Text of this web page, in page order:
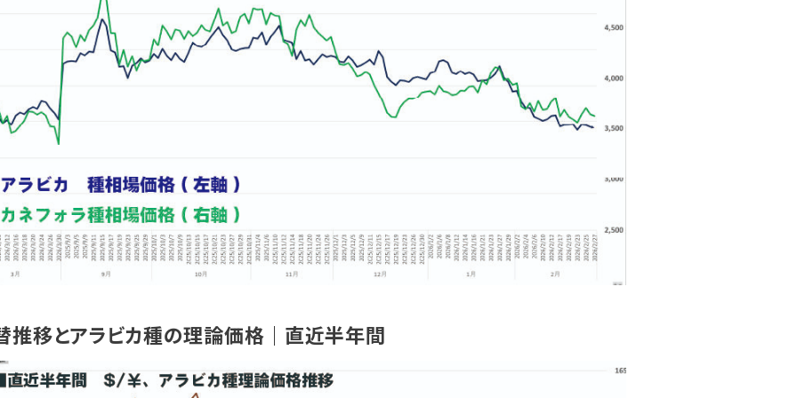
移とアラビカ種の理論価格｜直近半年間